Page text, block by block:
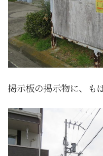
掲示板の掲示物に、も